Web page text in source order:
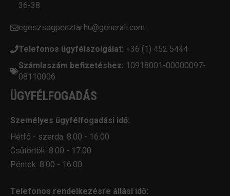
36-38.
egeszsegpenztar.hu@generali.com
Telefonos ügyfélszolgálat: +36 (1) 452 5444
Számlaszám befizetéshez: 10918001-00000097-
08110006
ÜGYFÉLFOGADÁS
Személyes ügyfélfogadási idő:
Hétfő - szerda: 8.00 - 16.00
Csütörtök: 8.00 - 17.00
Péntek: 8.00 - 16.00
Telefonos rendelkezésre állási idő: